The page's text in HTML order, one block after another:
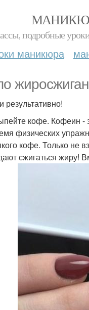
подробные
маникюра
кофе. Кофеин
физических
кофе. Только не
сжигаться жиру!